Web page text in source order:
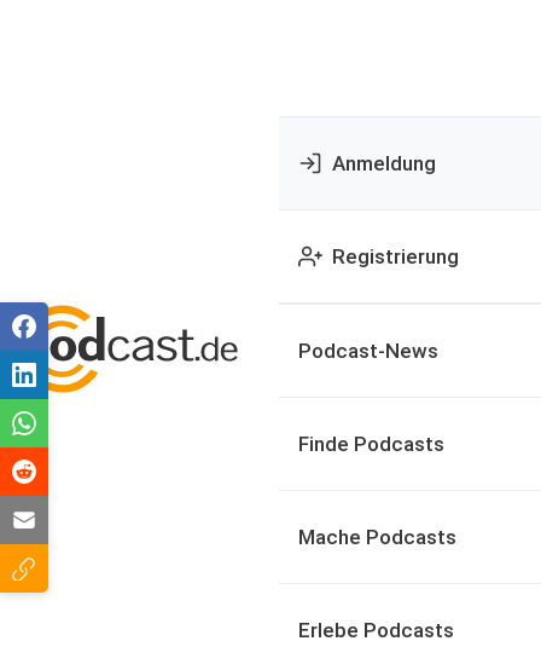
Anmeldung
Registrierung
Podcast-News
Finde Podcasts
Mache Podcasts
Erlebe Podcasts